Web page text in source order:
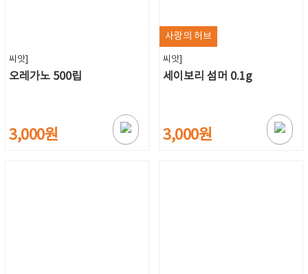
씨앗]
오레가노 500립
3,000원
사랑의 허브
씨앗]
세이보리 섬머 0.1g
3,000원